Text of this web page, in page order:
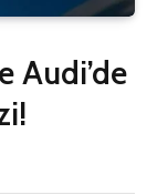
Audi’de